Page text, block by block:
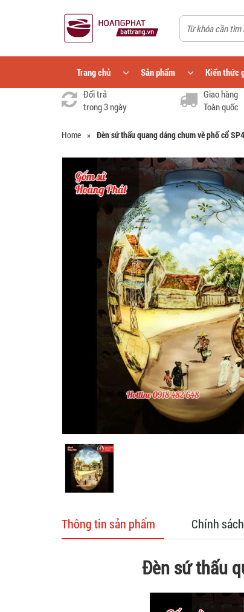
Trang chủ Sản phẩm Kiến thức
Đổi trả
trong 3 ngày
Giao hàng
Toàn quốc
Home » Đèn sứ thấu quang dáng chum vẽ phố cổ
Thông tin sản phẩm Chính
Đèn sứ thấu